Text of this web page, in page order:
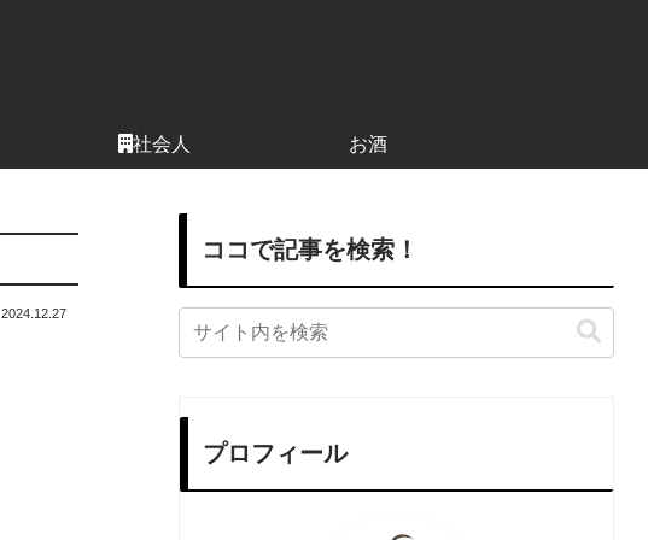
社会人 お酒
2024.12.27
ココで記事を検索！
プロフィール